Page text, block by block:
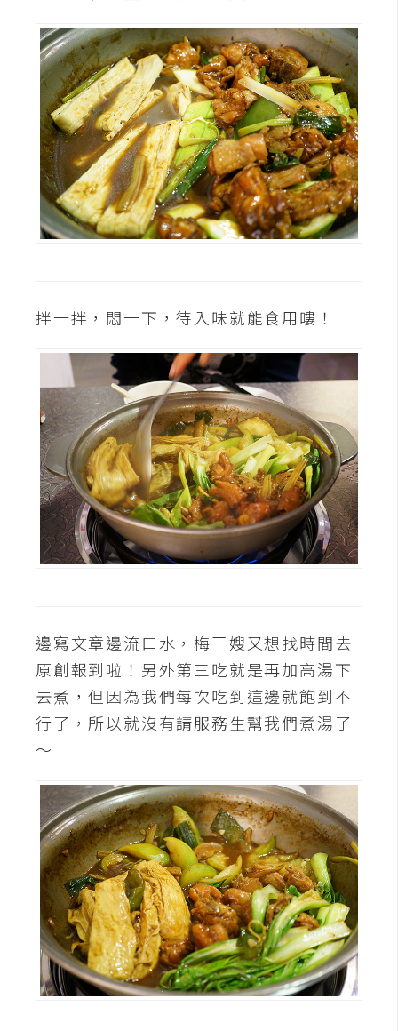
提
案
拌一拌，悶一下，待入味就能食用嘍！
邊寫文章邊流口水，梅干嫂又想找時間去
原創報到啦！另外第三吃就是再加高湯下
去煮，但因為我們每次吃到這邊就飽到不
行了，所以就沒有請服務生幫我們煮湯了
～